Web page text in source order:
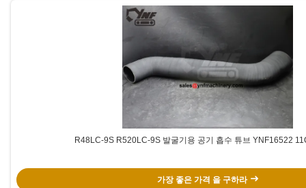
R48LC-9S R520LC-9S 발굴기용 공기 흡수 튜브 YNF16522
가장 좋은 가격 을 구하라